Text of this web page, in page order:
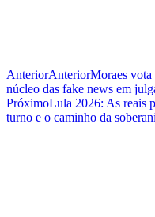
AnteriorAnteriorMoraes vota
núcleo das fake news em
PróximoLula 2026: As reais
turno e o caminho da